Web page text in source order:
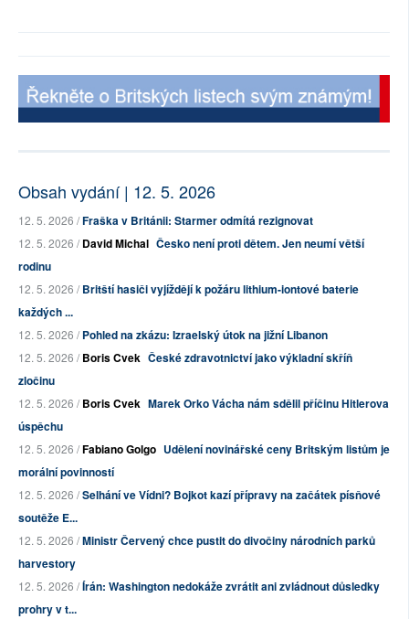
Obsah vydání | 12. 5. 2026
12. 5. 2026 /Fraška v Británii: Starmer odmítá rezignovat
12. 5. 2026 /David Michal Česko není proti dětem. Jen neumí větší
rodinu
12. 5. 2026 /Britští hasiči vyjíždějí k požáru lithium-iontové baterie
každých ...
12. 5. 2026 /Pohled na zkázu: Izraelský útok na jižní Libanon
12. 5. 2026 /Boris Cvek České zdravotnictví jako výkladní skříň
zločinu
12. 5. 2026 /Boris Cvek Marek Orko Vácha nám sdělil příčinu Hitlerova
úspěchu
12. 5. 2026 /Fabiano Golgo Udělení novinářské ceny Britským listům je
morální povinností
12. 5. 2026 /Selhání ve Vídni? Bojkot kazí přípravy na začátek písňové
soutěže E...
12. 5. 2026 /Ministr Červený chce pustit do divočiny národních parků
harvestory
12. 5. 2026 /Írán: Washington nedokáže zvrátit ani zvládnout důsledky
prohry v t...